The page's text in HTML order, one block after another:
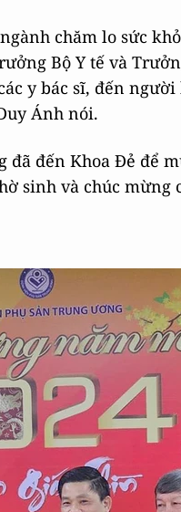
chăm lo sức
Bộ Y tế và
y bác sĩ, đến
Ánh nói.
đến Khoa Đẻ để
sinh và chúc mừng